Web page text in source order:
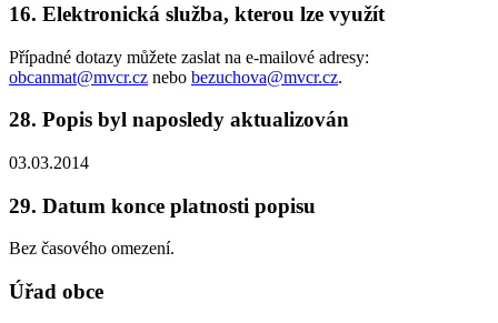
16. Elektronická služba, kterou lze využít
Případné dotazy můžete zaslat na e-mailové adresy:
obcanmat@mvcr.cz nebo bezuchova@mvcr.cz.
28. Popis byl naposledy aktualizován
03.03.2014
29. Datum konce platnosti popisu
Bez časového omezení.
Úřad obce